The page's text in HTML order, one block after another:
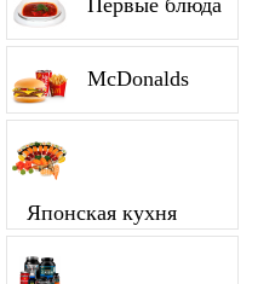
Первые блюда
McDonalds
Японская кухня